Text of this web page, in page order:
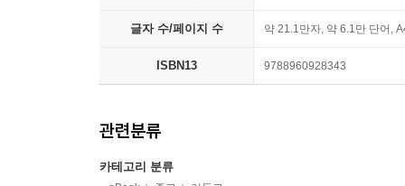
글자 수/페이지 수 약 21.1만자, 약 6.1만 단어,
ISBN13 9788960928343
관련분류
카테고리 분류